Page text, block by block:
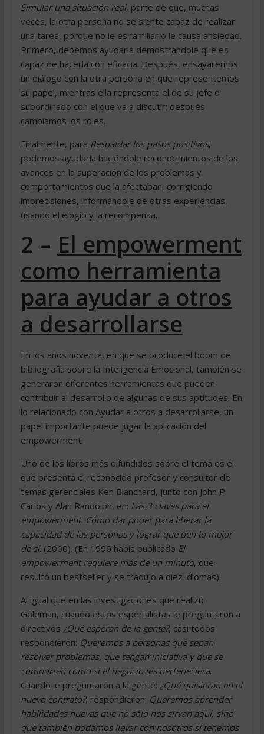
Simular una situación real, parte de que, muchas
veces, la otra persona no se siente capaz de realizar
una tarea, porque no le es familiar o le causa ansiedad.
Primero, debemos ayudarla demostrándole que es
capaz de hacerla con eficacia. Después, ensayaremos
un diálogo con la otra persona en que representemos
su papel, mientras ella representa el de su jefe o
subordinado con el que va a discutir; después
cambiamos los roles.
Finalmente, para Respaldar los pasos positivos,
podemos ayudarla haciéndole reconocimientos de los
avances en la superación de los problemas y
comportamientos que la afectaban, corrigiendo
imprecisiones, informándole de otras experiencias,
usando el elogio y la recompensa.
2 – El empowerment
como herramienta
para ayudar a otros
a desarrollarse
En los años noventa, en que se produce el boom de
bibliografía sobre la Inteligencia Emocional, también se
generaron diferentes herramientas que pueden
contribuir al desarrollo de algunas de sus aptitudes. En
lo relacionado con Ayudar a otros a desarrollarse, un
papel importante puede jugar la aplicación del
empowerment.
Uno de los libros más difundidos sobre el tema es el
que presenta el reconocido profesor y consultor de
temas gerenciales Ken Blanchard, junto con John P.
Carlos y Alan Randolph, en: Las 3 claves para el
empowerment. Cómo dar poder para liberar la
capacidad de las personas y lograr que den lo mejor
de sí. (2000). (En 1996 había publicado El
empowerment requiere más de un minuto, que
resultó un bestseller y se tradujo a diez idiomas).
Al igual que en las investigaciones que realizó
Goleman, cuando estos especialistas le preguntaron a
directivos ¿Qué esperan de la gente?, casi todos
respondieron: Queremos a personas que sepan
resolver problemas, que tengan iniciativa y que se
comporten como si el negocio les perteneciera.
Cuando le preguntaron a la gente: ¿Qué quisieran en el
nuevo contrato?, respondieron: Queremos aprender
habilidades nuevas que no sólo nos sirvan aquí, sino
que también podamos llevar con nosotros si tenemos